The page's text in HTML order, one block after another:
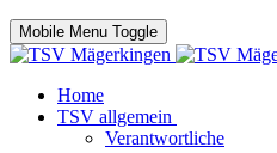
Mobile Menu Toggle
Home
TSV allgemein
Verantwortliche